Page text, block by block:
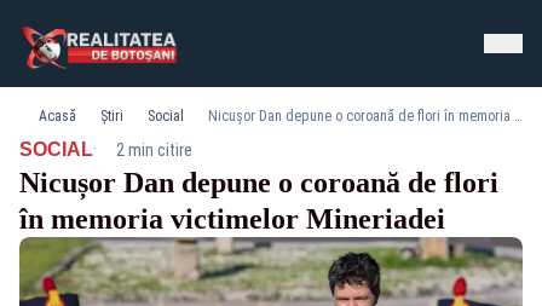
Acasă Știri Social Nicușor Dan depune o coroană de flori în memoria victimelor Mineriadei
SOCIAL· 2 min citire
Nicușor Dan depune o coroană de flori
în memoria victimelor Mineriadei